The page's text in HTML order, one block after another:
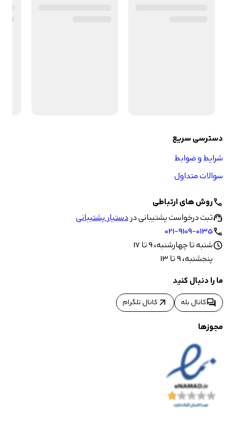
دسترسی سریع
شرایط و ضوابط
سوالات متداول
callروش های ارتباطی
support_agentثبت درخواست پشتیبانی دردستیار پشتیبانی
call
021-9109-0135
scheduleشنبه تا چهارشنبه، 9 تا 17
پنجشنبه، 9 تا 13
ما را دنبال کنید
forumکانال بله arrow_outward کانال تلگرام
مجوزها